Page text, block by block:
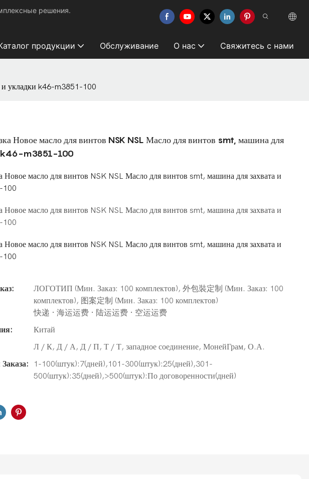
решения.
продукции Обслуживание О нас Свяжитесь с нами
и укладки k46-m3851-100
Новое масло для винтов NSK NSL Масло для винтов smt, машина для
k46-m3851-100
Новое масло для винтов NSK NSL Масло для винтов smt, машина для захвата и
100
Новое масло для винтов NSK NSL Масло для винтов smt, машина для захвата и
100
Новое масло для винтов NSK NSL Масло для винтов smt, машина для захвата и
100
ЛОГОТИП (Мин. Заказ: 100 комплектов), 外包裝定制 (Мин. Заказ: 100
комплектов), 图案定制 (Мин. Заказ: 100 комплектов)
快递 · 海运运费 · 陆运运费 · 空运运费
Китай
Л / К, Д / А, Д / П, Т / Т, западное соединение, МонейГрам, О.А.
1-100(штук):7(дней),101-300(штук):25(дней),301-
500(штук):35(дней),>500(штук):По договоренности(дней)